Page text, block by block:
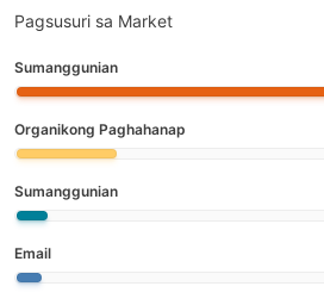
Pagsusuri sa Market
Sumanggunian
Organikong Paghahanap
Sumanggunian
Email